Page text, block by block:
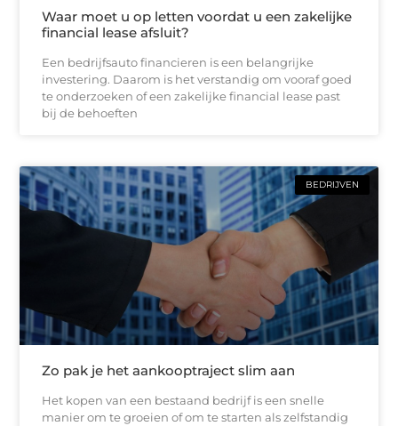
Waar moet u op letten voordat u een zakelijke
financial lease afsluit?
Een bedrijfsauto financieren is een belangrijke
investering. Daarom is het verstandig om vooraf goed
te onderzoeken of een zakelijke financial lease past
bij de behoeften
BEDRIJVEN
Zo pak je het aankooptraject slim aan
Het kopen van een bestaand bedrijf is een snelle
manier om te groeien of om te starten als zelfstandig